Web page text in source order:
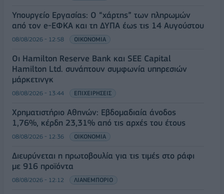
Υπουργείο Εργασίας: Ο “χάρτης” των πληρωμών
από τον e-ΕΦΚΑ και τη ΔΥΠΑ έως τις 14 Αυγούστου
08/08/2026 - 12:58 ΟΙΚΟΝΟΜΙΑ
Οι Hamilton Reserve Bank και SEE Capital
Hamilton Ltd. συνάπτουν συμφωνία υπηρεσιών
μάρκετινγκ
08/08/2026 - 13:44 ΕΠΙΧΕΙΡΗΣΕΙΣ
Χρηματιστήριο Αθηνών: Εβδομαδιαία άνοδος
1,76%, κέρδη 23,31% από τις αρχές του έτους
08/08/2026 - 12:36 ΟΙΚΟΝΟΜΙΑ
Διευρύνεται η πρωτοβουλία για τις τιμές στο ράφι
με 916 προϊόντα
08/08/2026 - 12:12 ΛΙΑΝΕΜΠΟΡΙΟ